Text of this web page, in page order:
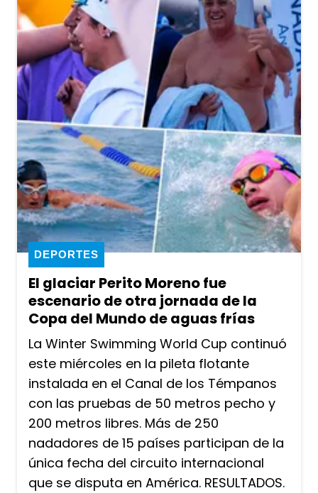
El glaciar Perito Moreno fue
escenario de otra jornada de la
Copa del Mundo de aguas frías
DEPORTES
La Winter Swimming World Cup continuó
este miércoles en la pileta flotante
instalada en el Canal de los Témpanos
con las pruebas de 50 metros pecho y
200 metros libres. Más de 250
nadadores de 15 países participan de la
única fecha del circuito internacional
que se disputa en América. RESULTADOS.